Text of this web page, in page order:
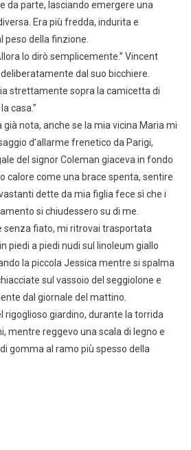
da parte, lasciando emergere una
Era più fredda, indurita e
peso della finzione.
lo dirò semplicemente.” Vincent
dal suo bicchiere.
strettamente sopra la camicetta di
casa.”
nota, anche se la mia vicina Maria mi
d’allarme frenetico da Parigi,
del signor Coleman giaceva in fondo
calore come una brace spenta, sentire
dette da mia figlia fece sì che i
si chiudessero su di me.
senza fiato, mi ritrovai trasportata
piedi a piedi nudi sul linoleum giallo
la piccola Jessica mentre si spalma
sul vassoio del seggiolone e
dal giornale del mattino.
rigoglioso giardino, durante la torrida
mentre reggevo una scala di legno e
gomma al ramo più spesso della